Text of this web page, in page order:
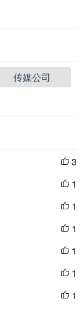
传媒公司
 3
 1
 1
 1
 1
 1
 1